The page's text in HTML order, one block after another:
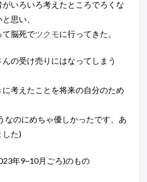
がいろいろ考えたところでろくな
思い、
て脳死でツクモに行ってきた。
の受け売りにはなってしまう
考えたことを将来の自分のため
なのにめちゃ優しかったです、あ
した)
年9~10月ごろ)のもの